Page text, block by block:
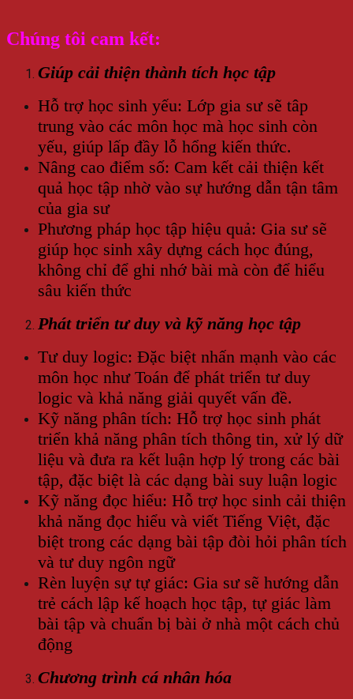
Chúng tôi cam kết:
Giúp cải thiện thành tích học tập
Hỗ trợ học sinh yếu: Lớp gia sư sẽ tâp
trung vào các môn học mà học sinh còn
yếu, giúp lấp đầy lỗ hổng kiến thức.
Nâng cao điểm số: Cam kết cải thiện kết
quả học tập nhờ vào sự hướng dẫn tận tâm
của gia sư
Phương pháp học tập hiệu quả: Gia sư sẽ
giúp học sinh xây dựng cách học đúng,
không chỉ để ghi nhớ bài mà còn để hiểu
sâu kiến thức
Phát triển tư duy và kỹ năng học tập
Tư duy logic: Đặc biệt nhấn mạnh vào các
môn học như Toán để phát triển tư duy
logic và khả năng giải quyết vấn đề.
Kỹ năng phân tích: Hỗ trợ học sinh phát
triển khả năng phân tích thông tin, xử lý dữ
liệu và đưa ra kết luận hợp lý trong các bài
tập, đặc biệt là các dạng bài suy luận logic
Kỹ năng đọc hiểu: Hỗ trợ học sinh cải thiện
khả năng đọc hiểu và viết Tiếng Việt, đặc
biệt trong các dạng bài tập đòi hỏi phân tích
và tư duy ngôn ngữ
Rèn luyện sự tự giác: Gia sư sẽ hướng dẫn
trẻ cách lập kế hoạch học tập, tự giác làm
bài tập và chuẩn bị bài ở nhà một cách chủ
động
Chương trình cá nhân hóa